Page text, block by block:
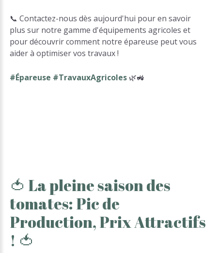
📞 Contactez-nous dès aujourd'hui pour en savoir
plus sur notre gamme d'équipements agricoles et
pour découvrir comment notre épareuse peut vous
aider à optimiser vos travaux !
#Épareuse #TravauxAgricoles 🌿🚜
🍅 Lapleinesaisondes
tomates: Picde
Production,PrixAttractifs
! 🍅